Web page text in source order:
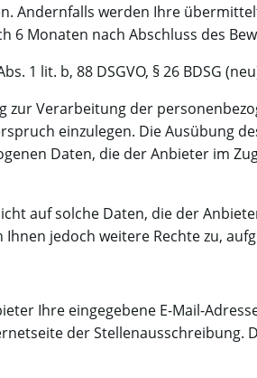
Andernfalls werden Ihre
Monaten nach Abschluss des
1 lit. b, 88 DSGVO, § 26 BDSG
zur Verarbeitung der
einzulegen. Die Ausübung
Daten, die der Anbieter im
auf solche Daten, die der
jedoch weitere Rechte zu,
Ihre eingegebene E-Mail-
der Stellenausschreibung.